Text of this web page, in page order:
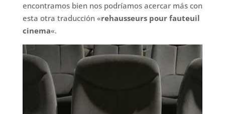
encontramos bien nos podríamos acercar más con
esta otra traducción «rehausseurs pour fauteuil
cinema«.